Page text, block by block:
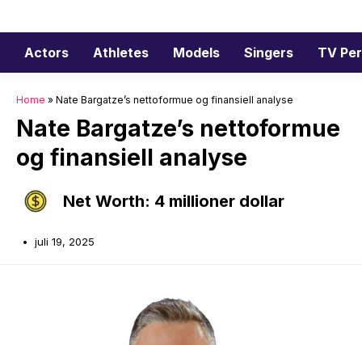
til
innholdActors Athletes Models Singers TV
Home » Nate Bargatze’s nettoformue og finansiell analyse
Nate Bargatze’s nettoformue
og finansiell analyse
Net Worth: 4 millioner dollar
juli 19, 2025